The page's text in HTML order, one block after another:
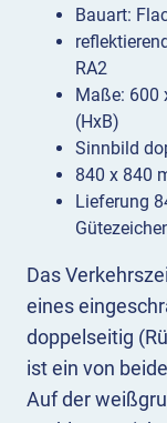
Das
eines
doppelseitig
ist ein von
Auf der
Bauart:
RA2
Maße: 600
(HxB)
Sinnbild
840 x 840
Lieferung